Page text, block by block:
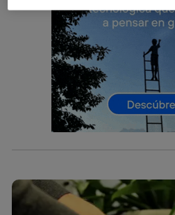
La tecnología Utiq está diseñada
prioridad ofreciéndote elección y
La tecnología utiliza un
operadora de telefonía
,
información de la cuenta de
telecomunicaciones vinculada a
(p. ej., número de teléfono móvil).
Este identificador se asigna a la
consienta el uso de la tecnología
Si utilizas unaconexión de
el marketing o análisis se
actividades de navegación de